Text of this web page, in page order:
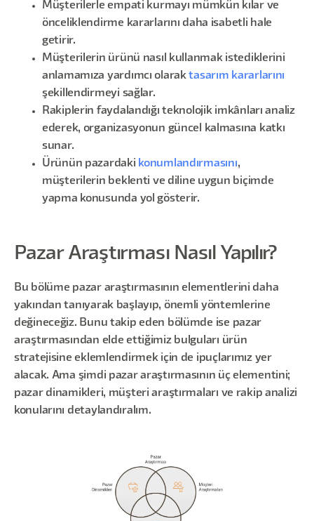
Müşterilerle empati kurmayı mümkün kılar ve
önceliklendirme kararlarını daha isabetli hale
getirir.
Müşterilerin ürünü nasıl kullanmak istediklerini
anlamamıza yardımcı olaraktasarım kararlarını
şekillendirmeyi sağlar.
Rakiplerin faydalandığı teknolojik imkânları analiz
ederek, organizasyonun güncel kalmasına katkı
sunar.
Ürünün pazardaki konumlandırmasını,
müşterilerin beklenti ve diline uygun biçimde
yapma konusunda yol gösterir.
Pazar Araştırması Nasıl Yapılır?
Bu bölüme pazar araştırmasının elementlerini daha
yakından tanıyarak başlayıp, önemli yöntemlerine
değineceğiz. Bunu takip eden bölümde ise pazar
araştırmasından elde ettiğimiz bulguları ürün
stratejisine eklemlendirmek için de ipuçlarımız yer
alacak. Ama şimdi pazar araştırmasının üç elementini;
pazar dinamikleri, müşteri araştırmaları ve rakip analizi
konularını detaylandıralım.